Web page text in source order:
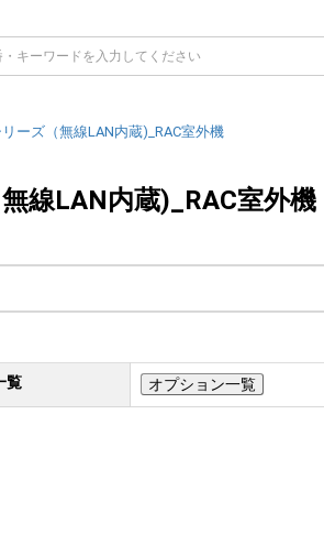
ズ/TWFシリーズ
ーズ（無線LAN内蔵)_RAC室外機
線LAN内蔵)_RAC室外機
覧 オプション一覧